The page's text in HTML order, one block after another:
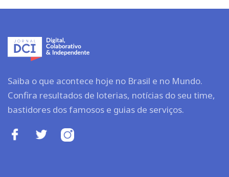
Saiba o que acontece hoje no Brasil e no Mundo.
Confira resultados de loterias, notícias do seu time,
bastidores dos famosos e guias de serviços.